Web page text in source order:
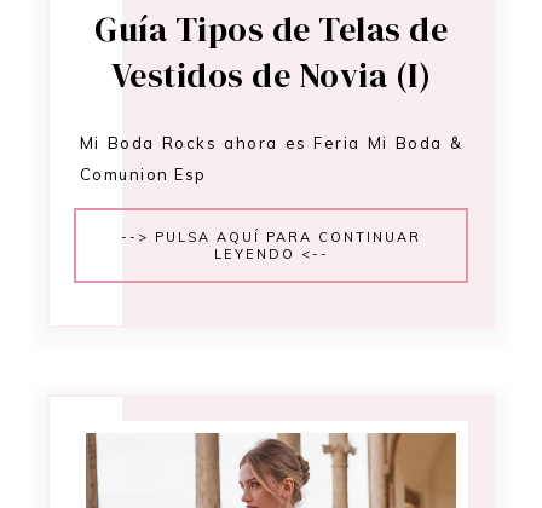
Guía Tipos de Telas de
Vestidos de Novia (I)
Mi Boda Rocks ahora es Feria Mi Boda &
Comunion Esp
--> PULSA AQUÍ PARA CONTINUAR
LEYENDO <--